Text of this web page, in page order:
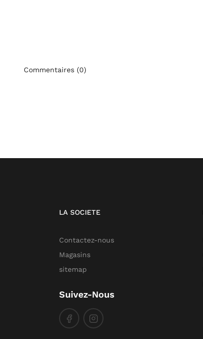
Commentaires (0)
LA SOCIETE
Contactez-nous
Magasins
sitemap
Suivez-Nous